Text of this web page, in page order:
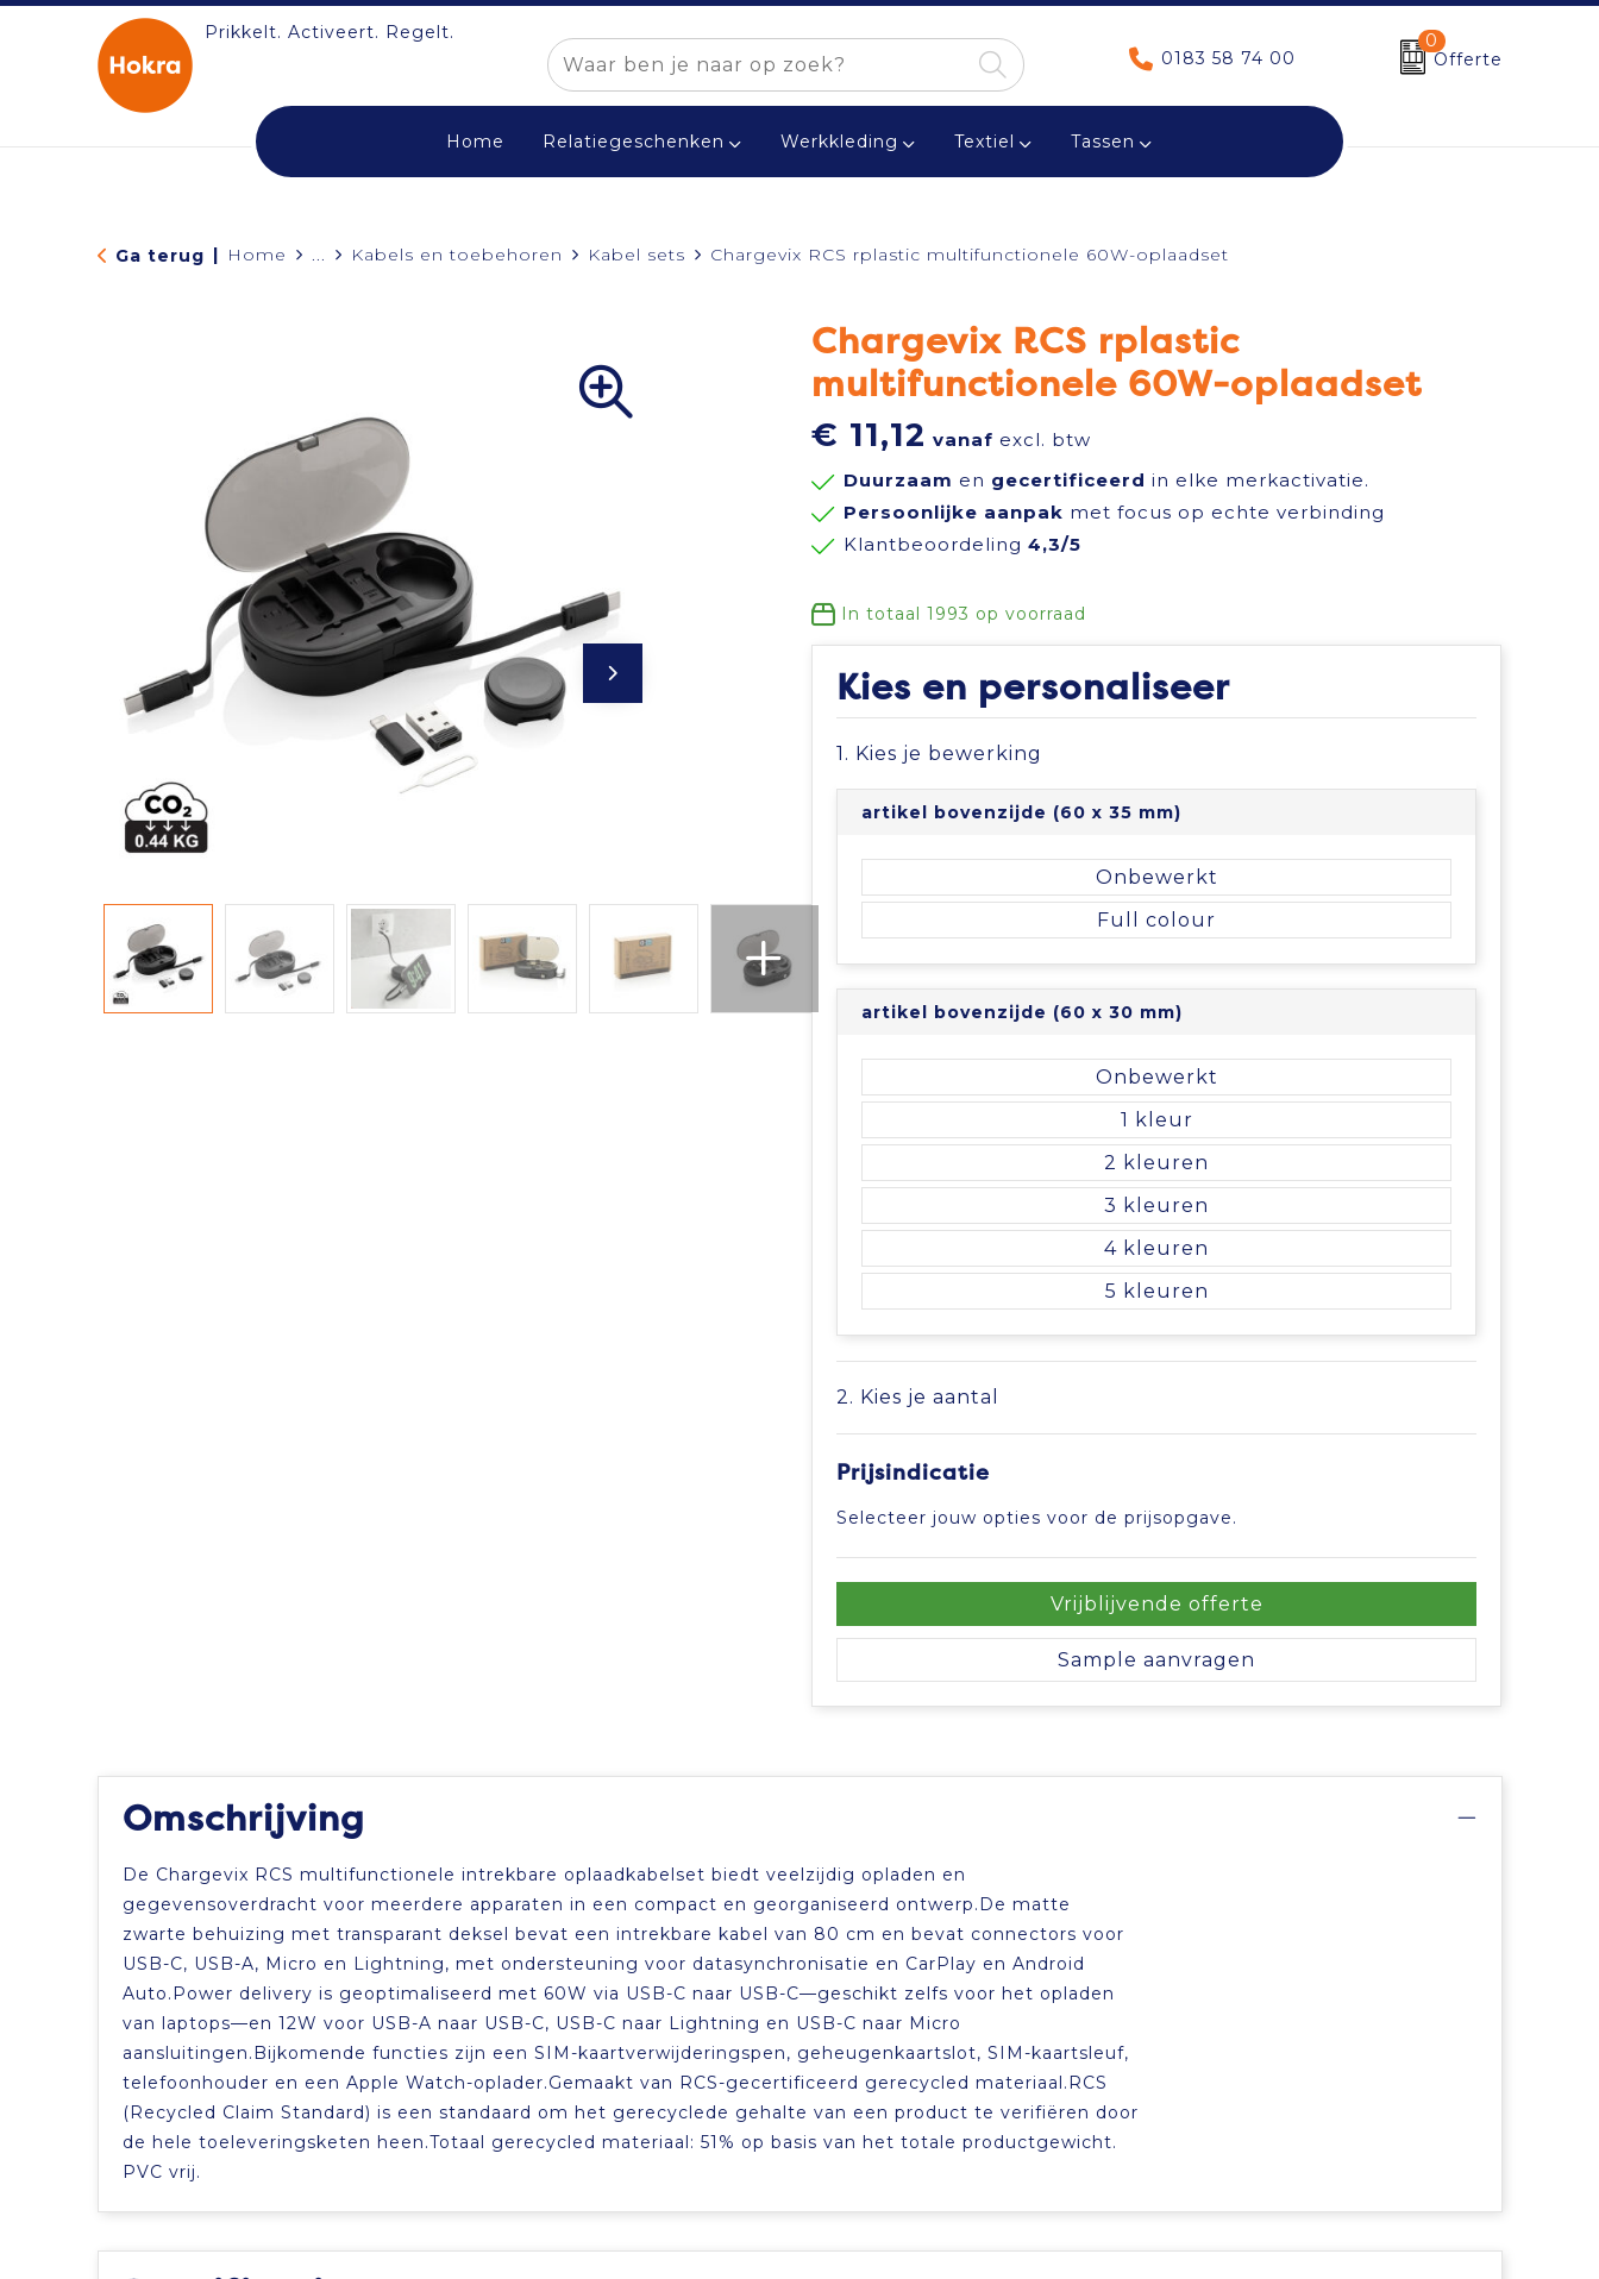
Prikkelt. Activeert. Regelt.
0183 58 74 00
0
Offerte
Home Relatiegeschenken Werkkleding Textiel Tassen
Ga terug | Home ... Kabels en toebehoren Kabel sets Chargevix RCS rplastic multifunctionele 60W-oplaadset
Chargevix RCS rplastic
multifunctionele 60W-oplaadset
€ 11,12 vanaf excl. btw
Duurzaam en gecertificeerd in elke merkactivatie.
Persoonlijke aanpak met focus op echte verbinding
Klantbeoordeling 4,3/5
In totaal 1993 op voorraad
Kies en personaliseer
1. Kies je bewerking
artikel bovenzijde (60 x 35 mm)
Onbewerkt
Full colour
artikel bovenzijde (60 x 30 mm)
Onbewerkt
1
2
3
4
5
2. Kies je aantal
Prijsindicatie
Selecteer jouw opties voor de prijsopgave.
Vrijblijvende offerte
Sample aanvragen
Omschrijving
De Chargevix RCS multifunctionele intrekbare oplaadkabelset biedt veelzijdig opladen en
gegevensoverdracht voor meerdere apparaten in een compact en georganiseerd ontwerp.De matte
zwarte behuizing met transparant deksel bevat een intrekbare kabel van 80 cm en bevat connectors voor
USB-C, USB-A, Micro en Lightning, met ondersteuning voor datasynchronisatie en CarPlay en Android
Auto.Power delivery is geoptimaliseerd met 60W via USB-C naar USB-C—geschikt zelfs voor het opladen
van laptops—en 12W voor USB-A naar USB-C, USB-C naar Lightning en USB-C naar Micro
aansluitingen.Bijkomende functies zijn een SIM-kaartverwijderingspen, geheugenkaartslot, SIM-kaartsleuf,
telefoonhouder en een Apple Watch-oplader.Gemaakt van RCS-gecertificeerd gerecycled materiaal.RCS
(Recycled Claim Standard) is een standaard om het gerecyclede gehalte van een product te verifiëren door
de hele toeleveringsketen heen.Totaal gerecycled materiaal: 51% op basis van het totale productgewicht.
PVC vrij.